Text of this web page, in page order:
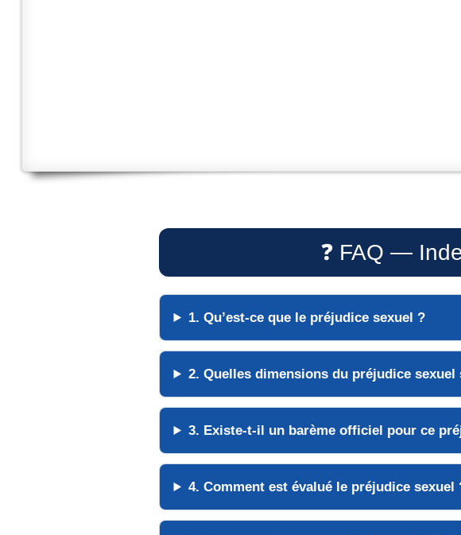
❓ FAQ —
1. Qu’est-ce que le préjudice sexuel ?
2. Quelles dimensions du préjudice sexuel
3. Existe-t-il un barème officiel pour ce
4. Comment est évalué le préjudice sexuel